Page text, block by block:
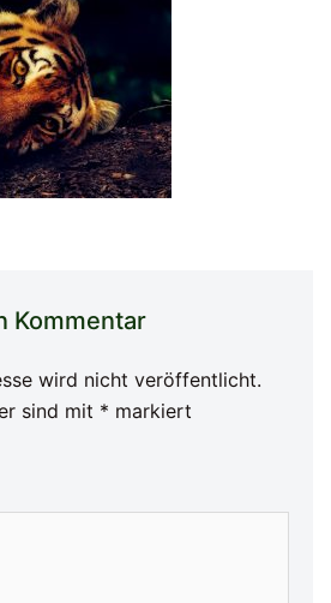
Kommentar
wird nicht veröffentlicht.
sind mit * markiert